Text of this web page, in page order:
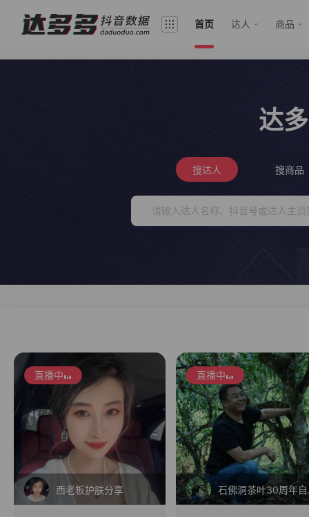
首页 达人 商品
达
搜达人 搜商品
直播中
西老板护肤分享
直播中
石